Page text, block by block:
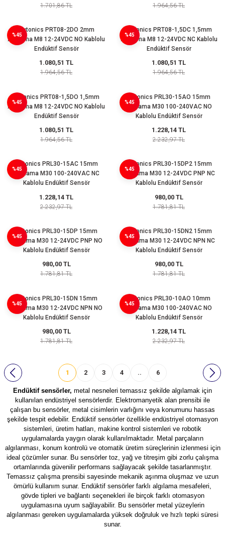
1.701,86 TL 1.964,56 TL
%45
Autonics PRT08-2DO 2mm
Algılama M8 12-24VDC NO Kablolu
Endüktif Sensör
1.080,51 TL
1.964,56 TL
%45
Autonics PRT08-1,5DC 1,5mm
Algılama M8 12-24VDC NC Kablolu
Endüktif Sensör
1.080,51 TL
1.964,56 TL
%45
Autonics PRT08-1,5DO 1,5mm
Algılama M8 12-24VDC NO Kablolu
Endüktif Sensör
1.080,51 TL
1.964,56 TL
%45
Autonics PRL30-15AO 15mm
Algılama M30 100-240VAC NO
Kablolu Endüktif Sensör
1.228,14 TL
2.232,97 TL
%45
Autonics PRL30-15AC 15mm
Algılama M30 100-240VAC NC
Kablolu Endüktif Sensör
1.228,14 TL
2.232,97 TL
%45
Autonics PRL30-15DP2 15mm
Algılama M30 12-24VDC PNP NC
Kablolu Endüktif Sensör
980,00 TL
1.781,81 TL
%45
Autonics PRL30-15DP 15mm
Algılama M30 12-24VDC PNP NO
Kablolu Endüktif Sensör
980,00 TL
1.781,81 TL
%45
Autonics PRL30-15DN2 15mm
Algılama M30 12-24VDC NPN NC
Kablolu Endüktif Sensör
980,00 TL
1.781,81 TL
%45
Autonics PRL30-15DN 15mm
Algılama M30 12-24VDC NPN NO
Kablolu Endüktif Sensör
980,00 TL
1.781,81 TL
%45
Autonics PRL30-10AO 10mm
Algılama M30 100-240VAC NO
Kablolu Endüktif Sensör
1.228,14 TL
2.232,97 TL
1 2 3 4 .. 6
Endüktif sensörler, metal nesneleri temassız şekilde algılamak için
kullanılan endüstriyel sensörlerdir. Elektromanyetik alan prensibi ile
çalışan bu sensörler, metal cisimlerin varlığını veya konumunu hassas
şekilde tespit edebilir. Endüktif sensörler özellikle endüstriyel otomasyon
sistemleri, üretim hatları, makine kontrol sistemleri ve robotik
uygulamalarda yaygın olarak kullanılmaktadır. Metal parçaların
algılanması, konum kontrolü ve otomatik üretim süreçlerinin izlenmesi için
ideal çözümler sunar. Bu sensörler toz, yağ ve titreşim gibi zorlu çalışma
ortamlarında güvenilir performans sağlayacak şekilde tasarlanmıştır.
Temassız çalışma prensibi sayesinde mekanik aşınma oluşmaz ve uzun
ömürlü kullanım sunar. Endüktif sensörler farklı algılama mesafeleri,
gövde tipleri ve bağlantı seçenekleri ile birçok farklı otomasyon
uygulamasına uyum sağlayabilir. Bu sensörler metal yüzeylerin
algılanması gereken uygulamalarda yüksek doğruluk ve hızlı tepki süresi
sunar.